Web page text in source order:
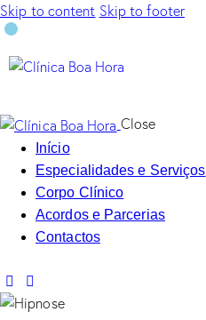
Skip to content Skip to footer
Close
Início
Especialidades e Serviços
Corpo Clínico
Acordos e Parcerias
Contactos